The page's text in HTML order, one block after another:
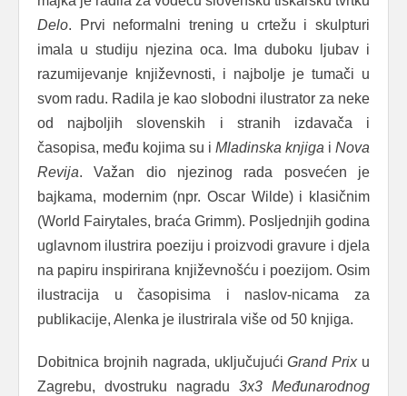
Delo. Prvi neformalni trening u crtežu i skulpturi
imala u studiju njezina oca. Ima duboku ljubav i
razumijevanje književnosti, i najbolje je tumači u
svom radu. Radila je kao slobodni ilustrator za neke
od najboljih slovenskih i stranih izdavača i
časopisa, među kojima su i Mladinska knjiga i Nova
Revija. Važan dio njezinog rada posvećen je
bajkama, modernim (npr. Oscar Wilde) i klasičnim
(World Fairytales, braća Grimm). Posljednjih godina
uglavnom ilustrira poeziju i proizvodi gravure i djela
na papiru inspirirana književnošću i poezijom. Osim
ilustracija u časopisima i naslov-nicama za
publikacije, Alenka je ilustrirala više od 50 knjiga.
Dobitnica brojnih nagrada, uključujućiGrand Prixu
Zagrebu, dvostruku nagradu 3x3 Međunarodnog